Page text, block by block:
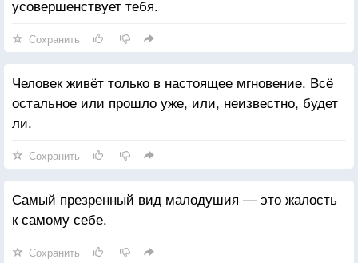
усовершенствует тебя.
Сохранить
Человек живёт только в настоящее мгновение. Всё
остальное или прошло уже, или, неизвестно, будет
ли.
Сохранить
Самый презренный вид малодушия — это жалость
к самому себе.
Сохранить